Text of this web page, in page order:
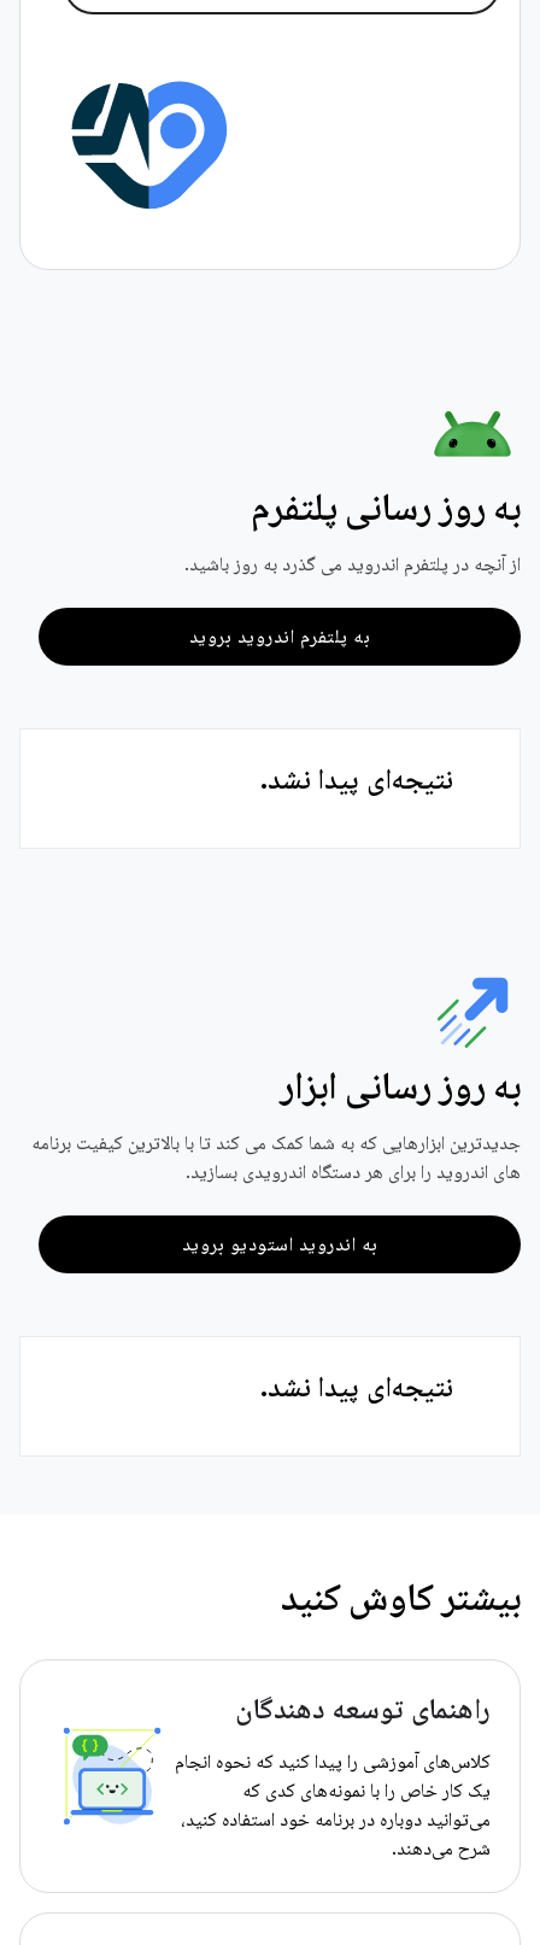
به روز رسانی پلتفرم
از آنچه در پلتفرم اندروید می گذرد به روز باشید.
به پلتفرم اندروید بروید
نتیجه‌ای پیدا نشد.
به روز رسانی ابزار
جدیدترین ابزارهایی که به شما کمک می کند تا با بالاترین کیفیت برنامه
های اندروید را برای هر دستگاه اندرویدی بسازید.
به اندروید استودیو بروید
نتیجه‌ای پیدا نشد.
بیشتر کاوش کنید
راهنمای توسعه دهندگان
کلاس‌های آموزشی را پیدا کنید که نحوه انجام
یک کار خاص را با نمونه‌های کدی که
می‌توانید دوباره در برنامه خود استفاده کنید،
شرح می‌دهند.